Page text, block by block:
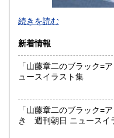
新旧女優・アイドルのグ
映画・特撮、ゲーム・ア
お取り扱いは、趣味のも
グラビアアイドル雑誌(
ドルも歓迎)
古マンガ・アニメロマン
美少女ゲーム、プレミ
映画パンフレット、プレ
続きを読む
新着情報
「山藤章二のブラック=
ュースイラスト集
「山藤章二のブラック=
き 週刊朝日 ニュースイ